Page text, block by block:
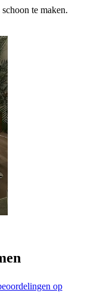
te maken.
op